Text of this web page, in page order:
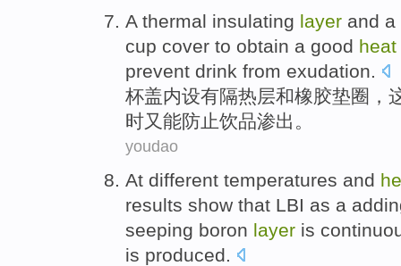
A thermal insulating layer and a
cup cover to obtain a good heat
prevent drink from exudation.
杯盖内设有隔热层和橡胶垫圈，
时又 能防止饮品渗出 。
youdao
At different temperatures and
results show that LBI as a
seeping boron layer is
is produced.